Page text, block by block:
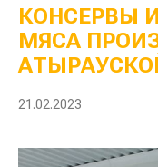
КОНСЕРВЫ
МЯСА
21.02.2023